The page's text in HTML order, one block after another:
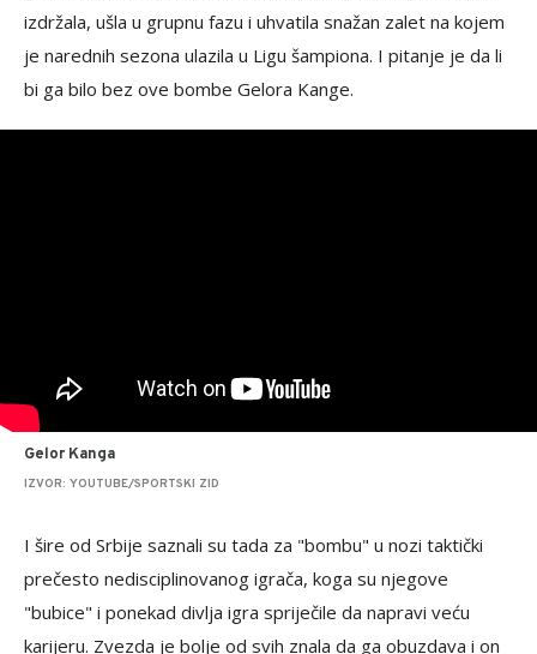
izdržala, ušla u grupnu fazu i uhvatila snažan zalet na kojem
je narednih sezona ulazila u Ligu šampiona. I pitanje je da li
bi ga bilo bez ove bombe Gelora Kange.
Gelor Kanga
IZVOR: YOUTUBE/SPORTSKI ZID
I šire od Srbije saznali su tada za "bombu" u nozi taktički
prečesto nedisciplinovanog igrača, koga su njegove
"bubice" i ponekad divlja igra spriječile da napravi veću
karijeru. Zvezda je bolje od svih znala da ga obuzdava i on